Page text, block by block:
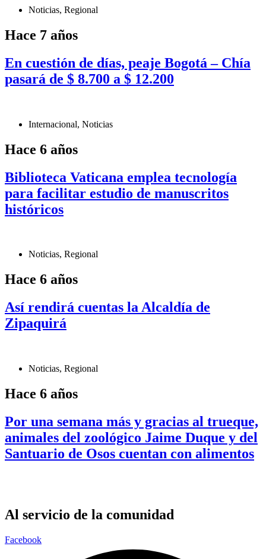
Noticias, Regional
Hace 7 años
En cuestión de días, peaje Bogotá – Chía
pasará de $ 8.700 a $ 12.200
Internacional, Noticias
Hace 6 años
Biblioteca Vaticana emplea tecnología
para facilitar estudio de manuscritos
históricos
Noticias, Regional
Hace 6 años
Así rendirá cuentas la Alcaldía de
Zipaquirá
Noticias, Regional
Hace 6 años
Por una semana más y gracias al trueque,
animales del zoológico Jaime Duque y del
Santuario de Osos cuentan con alimentos
Al servicio de la comunidad
Facebook